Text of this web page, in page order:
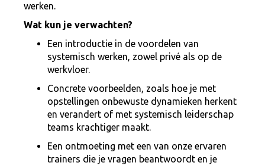
werken.
Wat kun je verwachten?
Een introductie in de voordelen van
systemisch werken, zowel privé als op de
werkvloer.
Concrete voorbeelden, zoals hoe je met
opstellingen onbewuste dynamieken herkent
en verandert of met systemisch leiderschap
teams krachtiger maakt.
Een ontmoeting met een van onze ervaren
trainers die je vragen beantwoordt en je